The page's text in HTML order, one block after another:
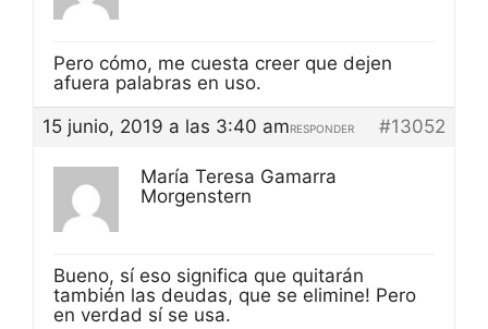
Pero cómo, me cuesta creer que dejen
afuera palabras en uso.
15 junio, 2019 a las 3:40 am
#13052
RESPONDER
María Teresa Gamarra
Morgenstern
Bueno, sí eso significa que quitarán
también las deudas, que se elimine! Pero
en verdad sí se usa.